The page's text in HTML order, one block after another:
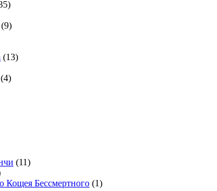
(9)
(13)
(4)
(11)
Кощея Бессмертного (1)